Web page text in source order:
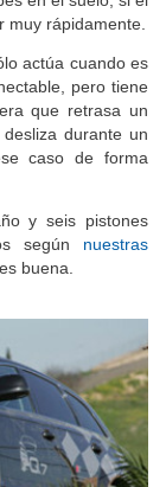
muy rápidamente.
actúa cuando es
pero tiene
que retrasa un
durante un
caso de forma
y seis pistones
según nuestras
buena.